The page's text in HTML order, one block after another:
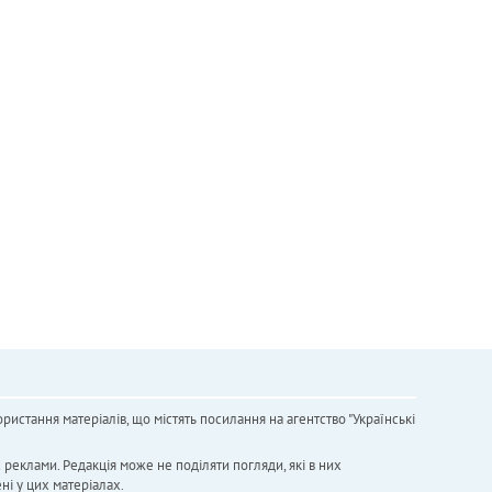
матеріалів, що містять посилання на агентство "Українськi
Редакція може не поділяти погляди, які в них
у цих матеріалах.